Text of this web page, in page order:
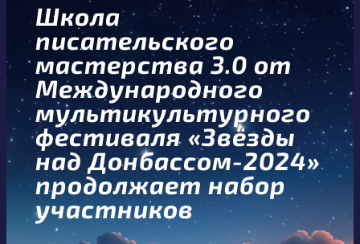
Школа
писательского
мастерства 3.0 от
Международного
мультикультурного
фестиваля «Звёзды
над Донбассом-2024»
продолжает набор
участников